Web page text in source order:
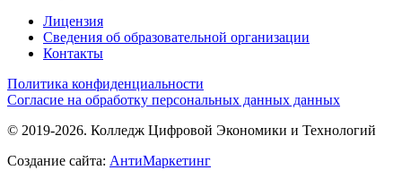
Лицензия
Сведения об образовательной организации
Контакты
Политика конфиденциальности
Согласие на обработку персональных данных данных
© 2019-2026. Колледж Цифровой Экономики и Технологий
Создание сайта: АнтиМаркетинг